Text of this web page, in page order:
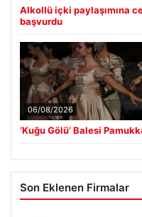
Alkollü içki paylaşımına
başvurdu
06/08/2026
‘Kuğu Gölü’ Balesi
Son Eklenen Firmalar